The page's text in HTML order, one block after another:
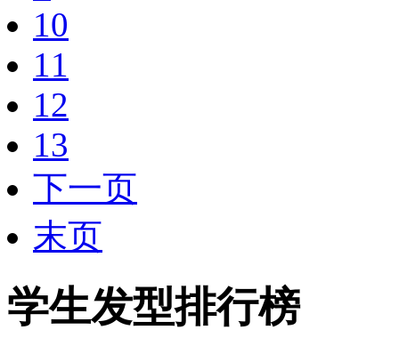
10
11
12
13
下一页
末页
学生发型排行榜